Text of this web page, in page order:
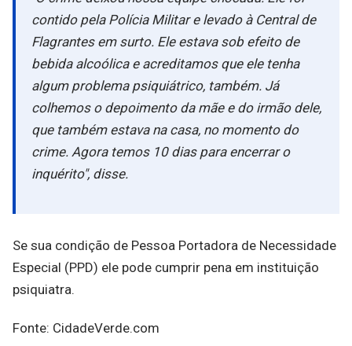
contido pela Polícia Militar e levado à Central de
Flagrantes em surto. Ele estava sob efeito de
bebida alcoólica e acreditamos que ele tenha
algum problema psiquiátrico, também. Já
colhemos o depoimento da mãe e do irmão dele,
que também estava na casa, no momento do
crime. Agora temos 10 dias para encerrar o
inquérito", disse.
Se sua condição de Pessoa Portadora de Necessidade
Especial (PPD) ele pode cumprir pena em instituição
psiquiatra.
Fonte: CidadeVerde.com